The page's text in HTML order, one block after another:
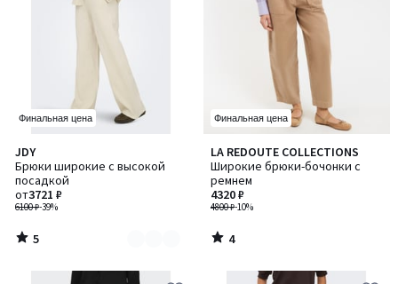
Финальная цена
JDY
Брюки широкие с высокой
посадкой
6100 ₽-39%
от3721 ₽
5
/
5
Количество
цветов:
2
5
/
Финальная цена
LA REDOUTE COLLECTIONS
Широкие брюки-бочонки с
ремнем
4800 ₽-10%
4320 ₽
4
/
5
4
/